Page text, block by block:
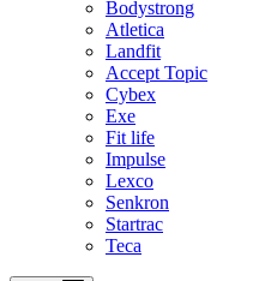
Bodystrong
Atletica
Landfit
Accept Topic
Cybex
Exe
Fit life
Impulse
Lexco
Senkron
Startrac
Teca